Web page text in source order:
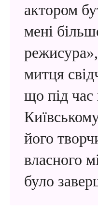
актором
мені
митця
що під час
його
власного
було